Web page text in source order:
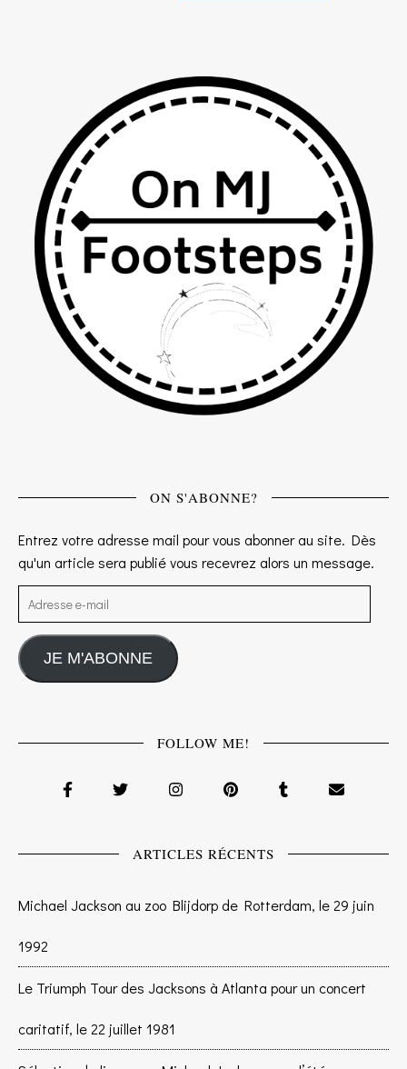
ON S'ABONNE?
Entrez votre adresse mail pour vous abonner au site. Dès
qu'un article sera publié vous recevrez alors un message.
Adresse e-mail
JE M'ABONNE
FOLLOW ME!
ARTICLES RÉCENTS
Michael Jackson au zoo Blijdorp de Rotterdam, le 29 juin
1992
Le Triumph Tour des Jacksons à Atlanta pour un concert
caritatif, le 22 juillet 1981